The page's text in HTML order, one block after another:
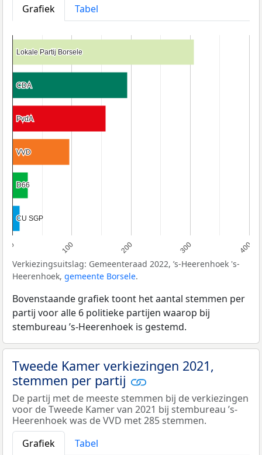
Grafiek
Tabel
0 100 200 300 400
Lokale Partij Borsele
Lokale Partij Borsele
CDA
CDA
PvdA
PvdA
VVD
VVD
D66
D66
CU SGP
CU SGP
Verkiezingsuitslag: Gemeenteraad 2022, ’s-Heerenhoek 's-
Heerenhoek, gemeente Borsele.
Bovenstaande grafiek toont het aantal stemmen per
partij voor alle 6 politieke partijen waarop bij
stembureau ’s-Heerenhoek is gestemd.
Tweede Kamer verkiezingen 2021,
stemmen per partij
De partij met de meeste stemmen bij de verkiezingen
voor de Tweede Kamer van 2021 bij stembureau ’s-
Heerenhoek was de VVD met 285 stemmen.
Grafiek
Tabel